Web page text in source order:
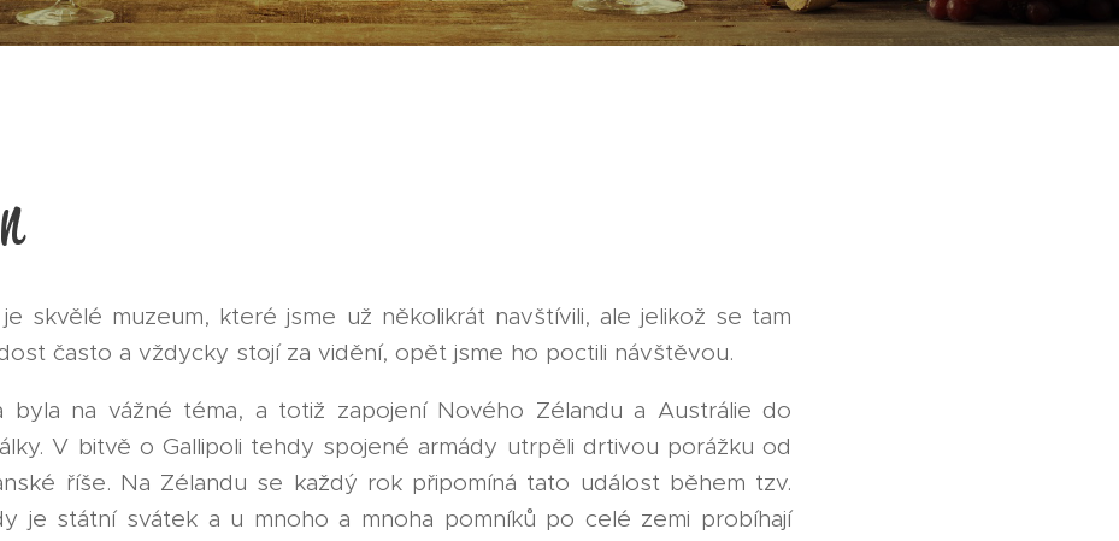
skvělé muzeum, které jsme už několikrát navštívili, ale jelikož se tam
často a vždycky stojí za vidění, opět jsme ho poctili návštěvou.
byla na vážné téma, a totiž zapojení Nového Zélandu a Austrálie do
V bitvě o Gallipoli tehdy spojené armády utrpěli drtivou porážku od
říše. Na Zélandu se každý rok připomíná tato událost během tzv.
je státní svátek a u mnoho a mnoha pomníků po celé zemi probíhají